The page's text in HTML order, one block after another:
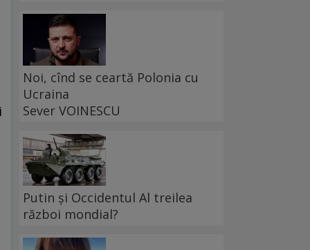
Noi, cînd se ceartă Polonia cu
Ucraina
Sever VOINESCU
Putin și Occidentul Al treilea
război mondial?